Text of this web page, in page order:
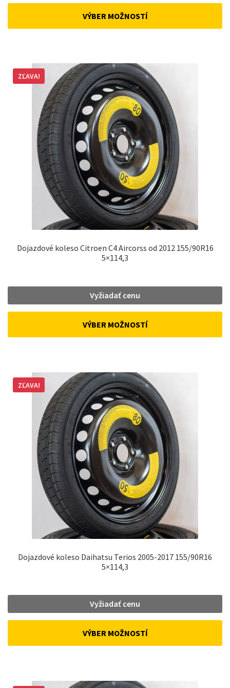
VÝBER MOŽNOSTÍ
Dojazdové koleso Citroen C4 Aircorss od 2012 155/90R16
5×114,3
ZĽAVA!
Vyžiadať cenu
VÝBER MOŽNOSTÍ
Dojazdové koleso Daihatsu Terios 2005-2017 155/90R16
5×114,3
ZĽAVA!
Vyžiadať cenu
VÝBER MOŽNOSTÍ